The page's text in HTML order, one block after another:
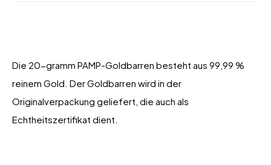
Die 20-gramm PAMP-Goldbarren besteht aus 99,99 %
reinem Gold. Der Goldbarren wird in der
Originalverpackung geliefert, die auch als
Echtheitszertifikat dient.